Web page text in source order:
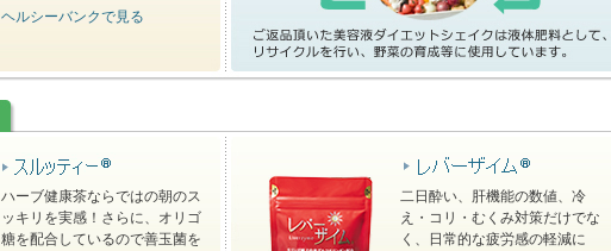
ヘルシーバンクで見る
ハーブ健康茶ならではの朝のス
ッキリを実感！さらに、オリゴ
糖を配合しているので善玉菌を
二日酔い、肝機能の数値、冷
え・コリ・むくみ対策だけでな
く、日常的な疲労感の軽減に